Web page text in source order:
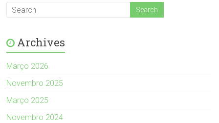
Archives
Março 2026
Novembro 2025
Março 2025
Novembro 2024